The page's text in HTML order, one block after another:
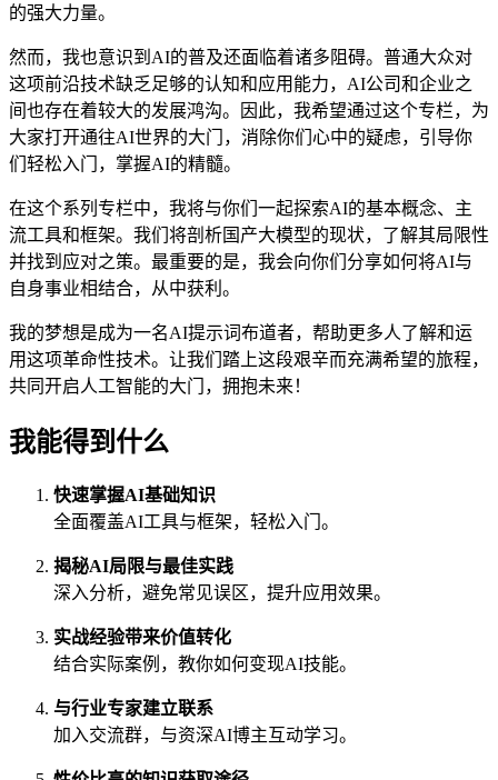
的强大力量。
然而，我也意识到AI的普及还面临着诸多阻碍。普通大众对
这项前沿技术缺乏足够的认知和应用能力，AI公司和企业之
间也存在着较大的发展鸿沟。因此，我希望通过这个专栏，为
大家打开通往AI世界的大门，消除你们心中的疑虑，引导你
们轻松入门，掌握AI的精髓。
在这个系列专栏中，我将与你们一起探索AI的基本概念、主
流工具和框架。我们将剖析国产大模型的现状，了解其局限性
并找到应对之策。最重要的是，我会向你们分享如何将AI与
自身事业相结合，从中获利。
我的梦想是成为一名AI提示词布道者，帮助更多人了解和运
用这项革命性技术。让我们踏上这段艰辛而充满希望的旅程，
共同开启人工智能的大门，拥抱未来！
我能得到什么
快速掌握AI基础知识
全面覆盖AI工具与框架，轻松入门。
揭秘AI局限与最佳实践
深入分析，避免常见误区，提升应用效果。
实战经验带来价值转化
结合实际案例，教你如何变现AI技能。
与行业专家建立联系
加入交流群，与资深AI博主互动学习。